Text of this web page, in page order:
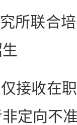
所联合
接收在
定向不